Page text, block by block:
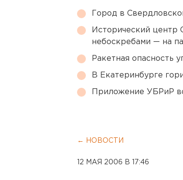
Город в
Исторический центр
небоскребами — на
Ракетная опасность
В Екатеринбурге
Приложение УБРиР
← НОВОСТИ
12 МАЯ 2006 В 17:46